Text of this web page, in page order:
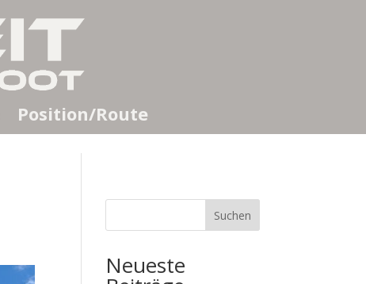
Position/Route
Suchen
Neueste